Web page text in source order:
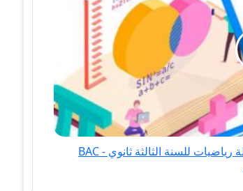
درس الاحتمالات الشرطية الاحداث المستقلة رياضيات للسنة الثالثة ثانوي - BAC